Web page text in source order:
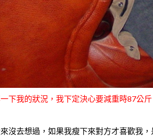
下我的狀況，我下定決心要減重時87公
沒去想過，如果我瘦下來對方才喜歡我